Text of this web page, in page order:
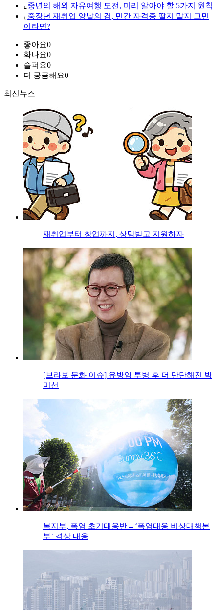
⌞ 중년의 해외 자유여행 도전, 미리 알아야 할 5가지 원칙
⌞ 중장년 재취업 양날의 검, 민간 자격증 딸지 말지 고민
이라면?
좋아요0
화나요0
슬퍼요0
더 궁금해요0
최신뉴스
재취업부터 창업까지, 상담받고 지원하자
[브라보 문화 이슈] 유방암 투병 후 더 단단해진 박
미선
복지부, 폭염 초기대응반→‘폭염대응 비상대책본
부’ 격상 대응